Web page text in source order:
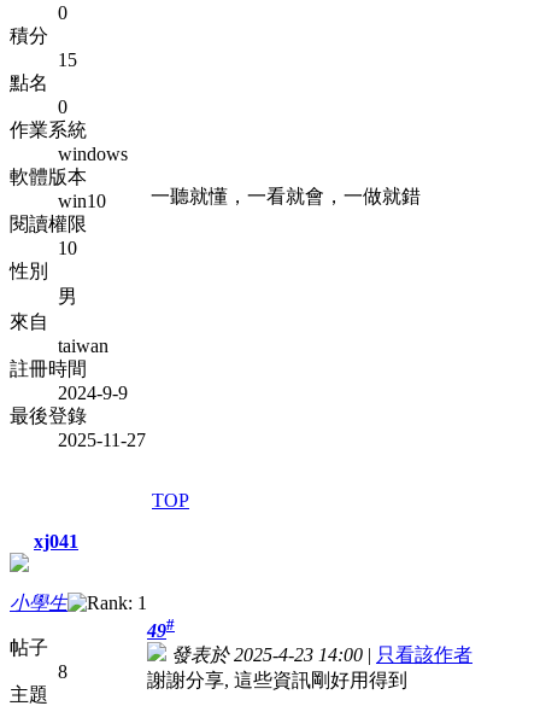
0
積分
15
點名
0
作業系統
windows
軟體版本
win10
閱讀權限
10
性別
男
來自
taiwan
註冊時間
2024-9-9
最後登錄
2025-11-27
一聽就懂，一看就會，一做就錯
TOP
xj041
小學生
帖子
8
主題
49#
發表於 2025-4-23 14:00 | 只看該作者
謝謝分享, 這些資訊剛好用得到